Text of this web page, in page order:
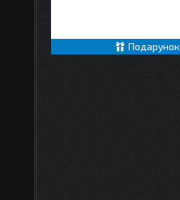
Подарунок